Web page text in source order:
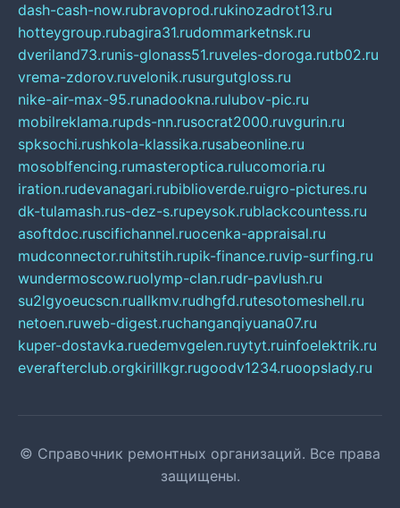
dash-cash-now.rubravoprod.rukinozadrot13.ru
hotteygroup.rubagira31.rudommarketnsk.ru
dveriland73.runis-glonass51.ruveles-doroga.rutb02.ru
vrema-zdorov.ruvelonik.rusurgutgloss.ru
nike-air-max-95.runadookna.rulubov-pic.ru
mobilreklama.rupds-nn.rusocrat2000.ruvgurin.ru
spksochi.rushkola-klassika.rusabeonline.ru
mosoblfencing.rumasteroptica.rulucomoria.ru
iration.rudevanagari.rubiblioverde.ruigro-pictures.ru
dk-tulamash.rus-dez-s.rupeysok.rublackcountess.ru
asoftdoc.ruscifichannel.ruocenka-appraisal.ru
mudconnector.ruhitstih.rupik-finance.ruvip-surfing.ru
wundermoscow.ruolymp-clan.rudr-pavlush.ru
su2lgyoeucscn.ruallkmv.rudhgfd.rutesotomeshell.ru
netoen.ruweb-digest.ruchanganqiyuana07.ru
kuper-dostavka.ruedemvgelen.ruytyt.ruinfoelektrik.ru
everafterclub.orgkirillkgr.rugoodv1234.ruoopslady.ru
© Справочник ремонтных организаций. Все права
защищены.